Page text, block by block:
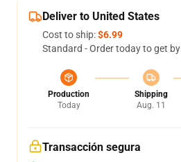
Deliver to United States
Cost to ship:$6.99
Standard - Order today to get by
Production
Today
Shipping
Aug. 11
Transacción segura